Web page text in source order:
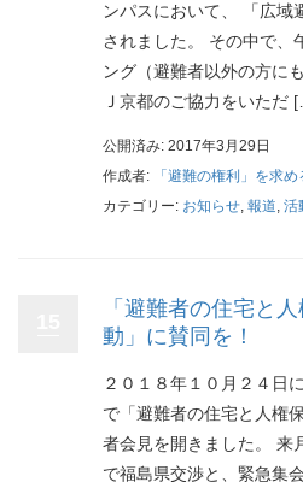
ンパスにおいて、 「広域
されました。 その中で、
ング（避難者以外の方に
Ｊ京都のご協力をいただ
公開済み: 2017年3月29日
作成者:
「避難の権利」を求
カテゴリー: お知らせ 報道 活
「避難者の住宅と
動」に賛同を！
２０１８年１０月２４日
で「避難者の住宅と人権
者会見を開きました。 来
で福島県交渉と、緊急集